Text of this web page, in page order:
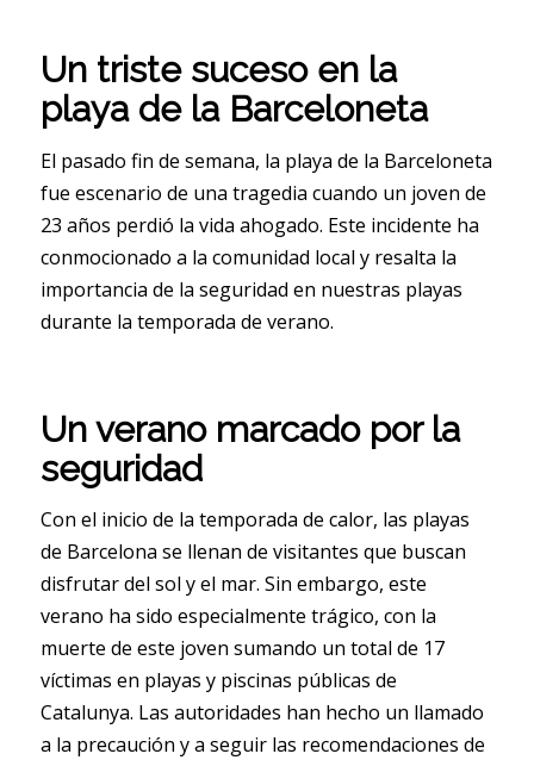
Un triste suceso en la
playa de la Barceloneta
El pasado fin de semana, la playa de la Barceloneta
fue escenario de una tragedia cuando un joven de
23 años perdió la vida ahogado. Este incidente ha
conmocionado a la comunidad local y resalta la
importancia de la seguridad en nuestras playas
durante la temporada de verano.
Un verano marcado por la
seguridad
Con el inicio de la temporada de calor, las playas
de Barcelona se llenan de visitantes que buscan
disfrutar del sol y el mar. Sin embargo, este
verano ha sido especialmente trágico, con la
muerte de este joven sumando un total de 17
víctimas en playas y piscinas públicas de
Catalunya. Las autoridades han hecho un llamado
a la precaución y a seguir las recomendaciones de